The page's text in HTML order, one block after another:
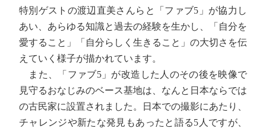
特別ゲストの渡辺直美さんらと「ファブ5」が協力し
あい、あらゆる知識と過去の経験を生かし、「自分を
愛すること」「自分らしく生きること」の大切さを伝
えていく様子が描かれています。
また、「ファブ5」が改造した人のその後を映像で
見守るおなじみのベース基地は、なんと日本ならでは
の古民家に設置されました。日本での撮影にあたり、
チャレンジや新たな発見もあったと語る5人ですが、